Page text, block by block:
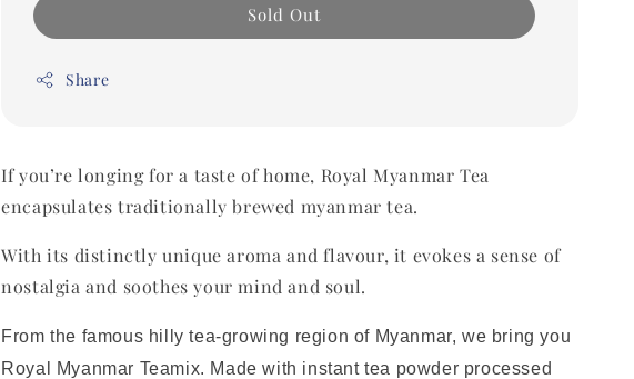
Sold Out
Share
If you’re longing for a taste of home, Royal Myanmar Tea
encapsulates traditionally brewed myanmar tea.
With its distinctly unique aroma and flavour, it evokes a sense of
nostalgia and soothes your mind and soul.
From the famous hilly tea-growing region of Myanmar, we bring you
Royal Myanmar Teamix. Made with instant tea powder processed